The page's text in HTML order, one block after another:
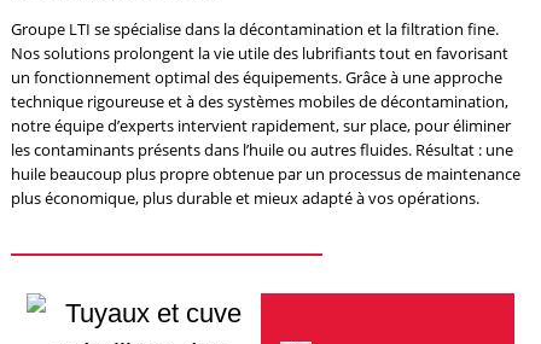
Groupe LTI se spécialise dans la décontamination et la filtration fine.
Nos solutions prolongent la vie utile des lubrifiants tout en favorisant
un fonctionnement optimal des équipements. Grâce à une approche
technique rigoureuse et à des systèmes mobiles de décontamination,
notre équipe d’experts intervient rapidement, sur place, pour éliminer
les contaminants présents dans l’huile ou autres fluides. Résultat : une
huile beaucoup plus propre obtenue par un processus de maintenance
plus économique, plus durable et mieux adapté à vos opérations.